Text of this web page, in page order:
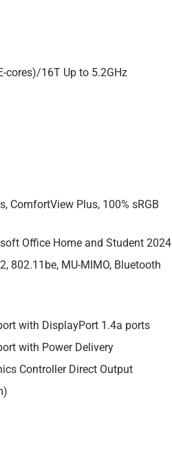
cores)/16T Up to 5.2GHz
ComfortView Plus, 100% sRGB
Office Home and Student 2024
802.11be, MU-MIMO, Bluetooth
with DisplayPort 1.4a ports
with Power Delivery
Controller Direct Output